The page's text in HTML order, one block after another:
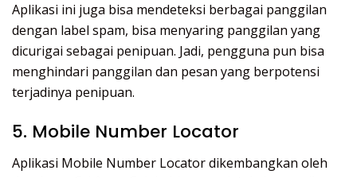
Aplikasi ini juga bisa mendeteksi berbagai panggilan
dengan label spam, bisa menyaring panggilan yang
dicurigai sebagai penipuan. Jadi, pengguna pun bisa
menghindari panggilan dan pesan yang berpotensi
terjadinya penipuan.
5. Mobile Number Locator
Aplikasi Mobile Number Locator dikembangkan oleh